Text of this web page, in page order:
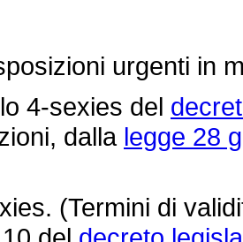
urgenti in
4-sexies del
dalla legge 28
(Termini di